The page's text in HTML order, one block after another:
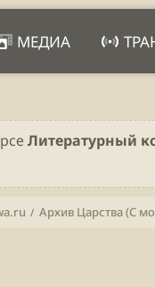
МЕДИА
Литературный